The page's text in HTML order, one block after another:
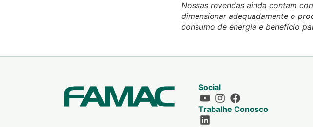
Nossas revendas ainda contam
dimensionar adequadamente o
consumo de energia e benefício
Social
Trabalhe Conosco